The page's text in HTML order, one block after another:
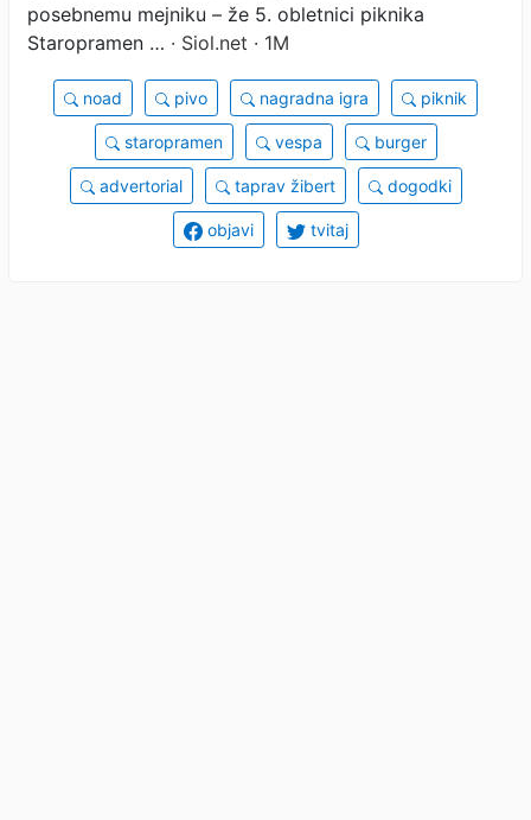
posebnemu mejniku – že 5. obletnici piknika
Staropramen … · Siol.net · 1M
noad pivo nagradna igra piknik
staropramen vespa burger
advertorial taprav žibert dogodki
objavi tvitaj